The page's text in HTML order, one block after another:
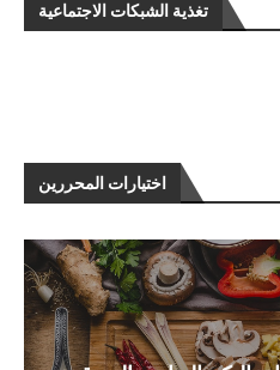
تغذية الشبكات الاجتماعية
اختيارات المحررين